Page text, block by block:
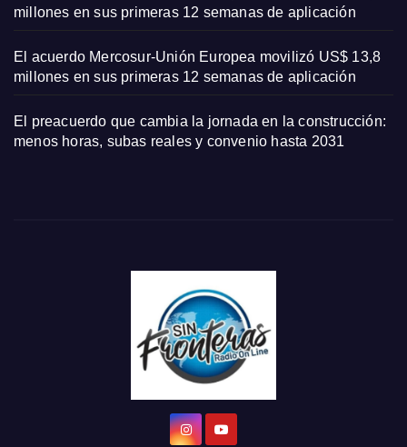
millones en sus primeras 12 semanas de aplicación
El acuerdo Mercosur-Unión Europea movilizó US$ 13,8
millones en sus primeras 12 semanas de aplicación
El preacuerdo que cambia la jornada en la construcción:
menos horas, subas reales y convenio hasta 2031